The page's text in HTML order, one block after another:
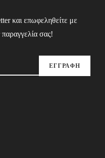
και επωφεληθείτε με
σας!
ΕΓΓΡΑΦΗ